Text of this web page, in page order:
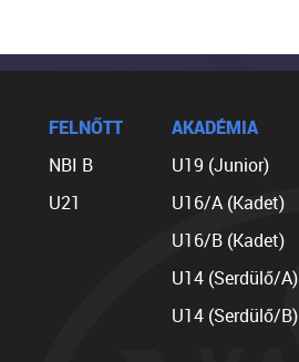
FELNŐTT
NBI B
U21
AKADÉMIA
U19 (Junior)
U16/A (Kadet)
U16/B (Kadet)
U14 (Serdülő/A)
U14 (Serdülő/B)